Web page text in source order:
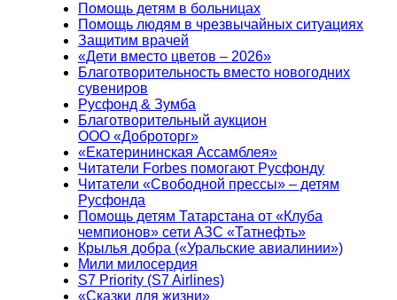
Помощь детям в больницах
Помощь людям в чрезвычайных ситуациях
Защитим врачей
«Дети вместо цветов – 2026»
Благотворительность вместо новогодних
сувениров
Русфонд & Зумба
Благотворительный аукцион
ООО «Доброторг»
«Екатерининская Ассамблея»
Читатели Forbes помогают Русфонду
Читатели «Свободной прессы» – детям
Русфонда
Помощь детям Татарстана от «Клуба
чемпионов» сети АЗС «Татнефть»
Крылья добра («Уральские авиалинии»)
Мили милосердия
S7 Priority (S7 Airlines)
«Сказки для жизни»